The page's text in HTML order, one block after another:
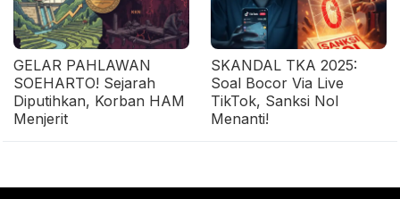
GELAR PAHLAWAN
SOEHARTO! Sejarah
Diputihkan, Korban HAM
Menjerit
SKANDAL TKA 2025:
Soal Bocor Via Live
TikTok, Sanksi Nol
Menanti!